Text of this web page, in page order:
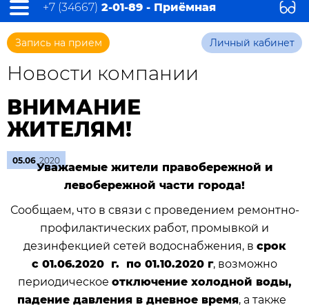
+7 (34667) 2-01-89 - Приёмная
Запись на прием Личный кабинет
Новости компании
ВНИМАНИЕ
ЖИТЕЛЯМ!
05.06 2020
Уважаемые жители правобережной и
левобережной части города!
Сообщаем, что в связи с проведением ремонтно-
профилактических работ, промывкой и
дезинфекцией сетей водоснабжения, в срок
с 01.06.2020 г. по 01.10.2020 г, возможно
периодическое отключение холодной воды,
падение давления в дневное время, а также